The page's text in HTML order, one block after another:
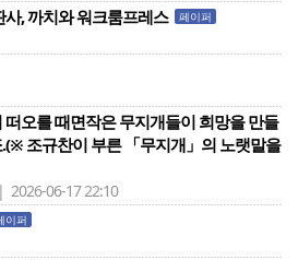
, 까치와 워크룸프레스 페이퍼
오를 때면작은 무지개들이 희망을 만들
조규찬이 부른 「무지개」의 노랫말을
06-17 22:10
이퍼